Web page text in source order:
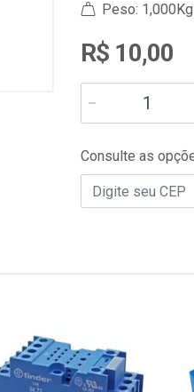
Peso: 1,000Kg
R$ 10,00
Consulte as